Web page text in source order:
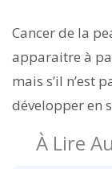
Cancer de la
apparaitre à
mais s’il n’est
développer en
À Lire